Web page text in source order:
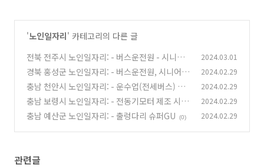
'노인일자리' 카테고리의 다른 글
전북 전주시 노인일자리: - 버스운전원 - 시니어
인턴십 3개월 운영 후 신규고용 - 참여자 계속고
용 예정
(0)
2024.03.01
경북 홍성군 노인일자리: - 버스운전원, 시니어인
턴십 3개월 운영 후 신규고용 - 참여자 계속고용
예정
(0)
2024.02.29
충남 천안시 노인일자리: - 운수업(전세버스) 시
니어인턴십 3개월 운영후 신규고용 (0)
2024.02.29
충남 보령시 노인일자리: - 전동기모터 제조 시니
어인턴십 3개월 운영후 신규고용
(0)
2024.02.29
충남 예산군 노인일자리: - 출렁다리 슈퍼GU (0) 2024.02.29
관련글